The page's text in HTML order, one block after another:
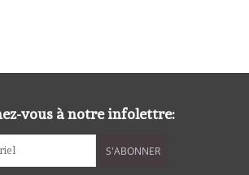
vous à notre infolettre:
S'ABONNER